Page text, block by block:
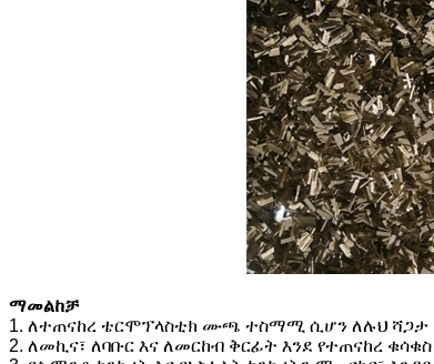
ማመልከቻ
1. ለተጠናከረ ቴርሞፕላስቲክ ሙጫ ተስማሚ ሲሆን ለሉህ ሻጋታ
2. ለመኪና፣ ለባቡር እና ለመርከብ ቅርፊት እንደ የተጠናከረ